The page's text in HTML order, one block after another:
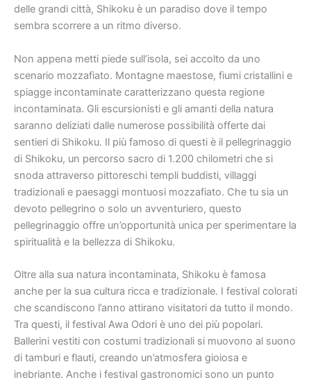
delle grandi città, Shikoku è un paradiso dove il tempo
sembra scorrere a un ritmo diverso.
Non appena metti piede sull’isola, sei accolto da uno
scenario mozzafiato. Montagne maestose, fiumi cristallini e
spiagge incontaminate caratterizzano questa regione
incontaminata. Gli escursionisti e gli amanti della natura
saranno deliziati dalle numerose possibilità offerte dai
sentieri di Shikoku. Il più famoso di questi è il pellegrinaggio
di Shikoku, un percorso sacro di 1.200 chilometri che si
snoda attraverso pittoreschi templi buddisti, villaggi
tradizionali e paesaggi montuosi mozzafiato. Che tu sia un
devoto pellegrino o solo un avventuriero, questo
pellegrinaggio offre un’opportunità unica per sperimentare la
spiritualità e la bellezza di Shikoku.
Oltre alla sua natura incontaminata, Shikoku è famosa
anche per la sua cultura ricca e tradizionale. I festival colorati
che scandiscono l’anno attirano visitatori da tutto il mondo.
Tra questi, il festival Awa Odori è uno dei più popolari.
Ballerini vestiti con costumi tradizionali si muovono al suono
di tamburi e flauti, creando un’atmosfera gioiosa e
inebriante. Anche i festival gastronomici sono un punto